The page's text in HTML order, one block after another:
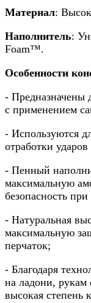
Материал:
Наполнитель:
Foam™.
Особенности
- Предназначены
с применением
- Используются
отработки
- Пенный
максимальную
безопасность
- Натуральная
максимальную
перчаток;
- Благодаря
на ладони, рукам
высокая степень